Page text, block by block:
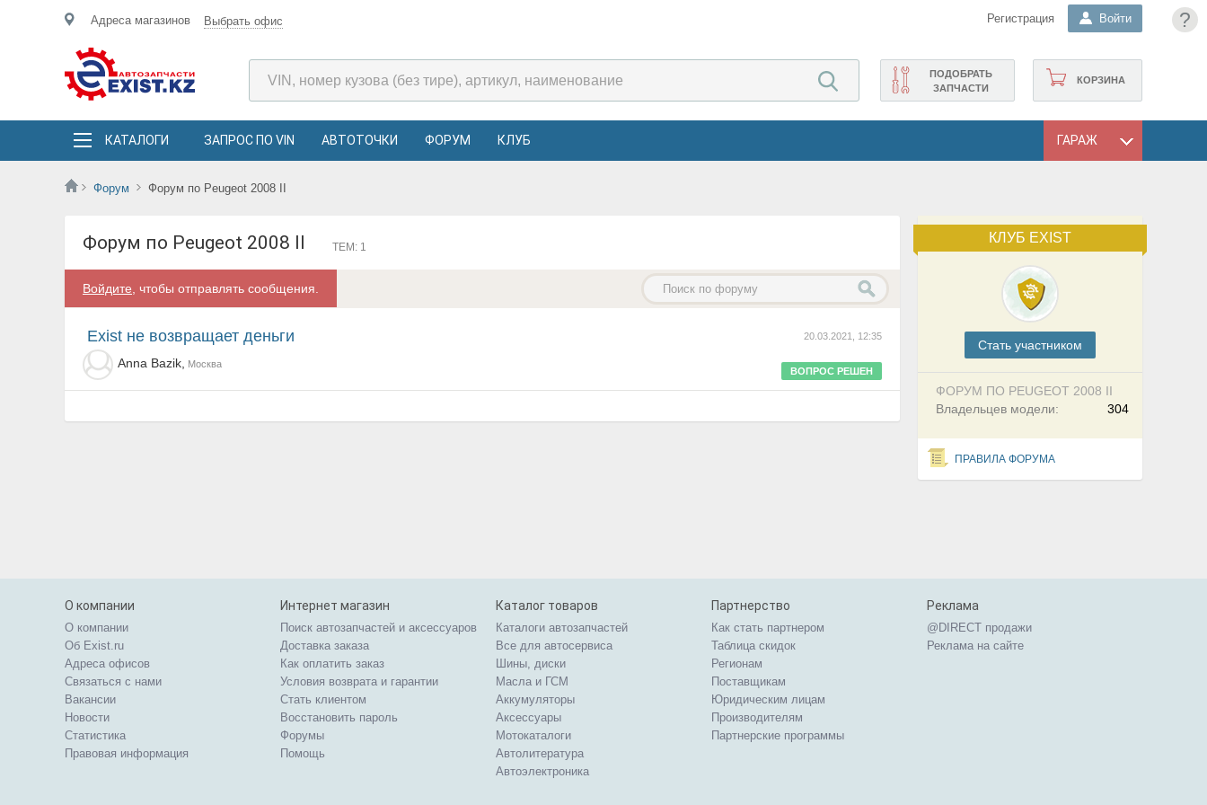
?
Адреса магазинов Выбрать офис Регистрация Войти
КОРЗИНА
ПОДОБРАТЬ
ЗАПЧАСТИ
КАТАЛОГИ ЗАПРОС ПО VIN АВТОТОЧКИ ФОРУМ КЛУБ ГАРАЖ
Форум Форум по Peugeot 2008 II
КЛУБ EXIST
Cтать участником
ФОРУМ ПО PEUGEOT 2008 II
304
Владельцев модели:
ПРАВИЛА ФОРУМА
Форум по Peugeot 2008 II ТЕМ: 1
Войдите , чтобы отправлять сообщения.
20.03.2021, 12:35
Exist не возвращает деньги
Anna Bazik, Москва
ВОПРОС РЕШЕН
О компании
О компании
Об Exist.ru
Адреса офисов
Связаться с нами
Вакансии
Новости
Статистика
Правовая информация
Интернет магазин
Поиск автозапчастей и аксессуаров
Доставка заказа
Как оплатить заказ
Условия возврата и гарантии
Стать клиентом
Восстановить пароль
Форумы
Помощь
Каталог товаров
Каталоги автозапчастей
Все для автосервиса
Шины, диски
Масла и ГСМ
Аккумуляторы
Аксессуары
Мотокаталоги
Автолитература
Автоэлектроника
Партнерство
Как стать партнером
Таблица скидок
Регионам
Поставщикам
Юридическим лицам
Производителям
Партнерские программы
Реклама
@DIRECT продажи
Реклама на сайте